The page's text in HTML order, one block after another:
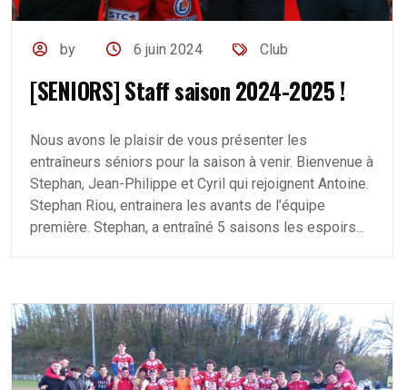
by 6 juin 2024 Club
[SENIORS] Staff saison 2024-2025 !
Nous avons le plaisir de vous présenter les
entraîneurs séniors pour la saison à venir. Bienvenue à
Stephan, Jean-Philippe et Cyril qui rejoignent Antoine.
Stephan Riou, entrainera les avants de l’équipe
première. Stephan, a entraîné 5 saisons les espoirs...